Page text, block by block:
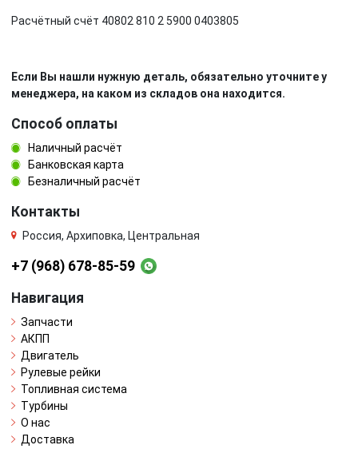
Расчётный счёт 40802 810 2 5900 0403805
Если Вы нашли нужную деталь, обязательно уточните у
менеджера, на каком из складов она находится.
Способ оплаты
Наличный расчёт
Банковская карта
Безналичный расчёт
Контакты
Россия, Архиповка, Центральная
+7 (968) 678-85-59
Навигация
Запчасти
АКПП
Двигатель
Рулевые рейки
Топливная система
Турбины
О нас
Доставка